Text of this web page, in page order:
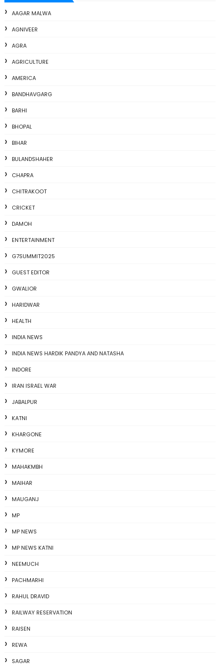
AAGAR MALWA
AGNIVEER
AGRA
AGRICULTURE
AMERICA
BANDHAVGARG
BARHI
BHOPAL
BIHAR
BULANDSHAHER
CHAPRA
CHITRAKOOT
CRICKET
DAMOH
ENTERTAINMENT
G7SUMMIT2025
GUEST EDITOR
GWALIOR
HARIDWAR
HEALTH
INDIA NEWS
INDIA NEWS HARDIK PANDYA AND NATASHA
INDORE
IRAN ISRAEL WAR
JABALPUR
KATNI
KHARGONE
KYMORE
MAHAKMBH
MAIHAR
MAUGANJ
MP
MP NEWS
MP NEWS KATNI
NEEMUCH
PACHMARHI
RAHUL DRAVID
RAILWAY RESERVATION
RAISEN
REWA
SAGAR